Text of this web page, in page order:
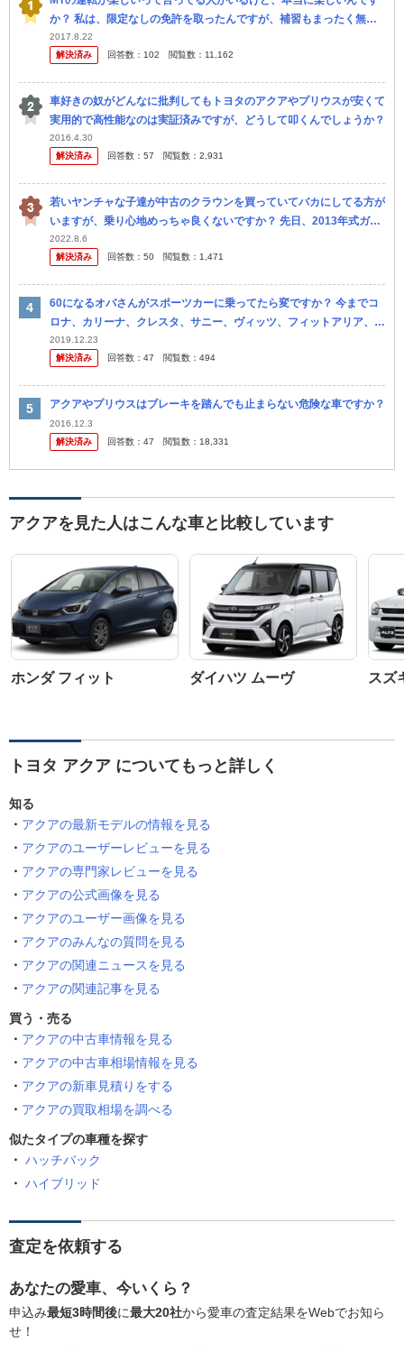
か？ 私は、限定なしの免許を取ったんですが、補習もまったく無く
ストレートで運転免許が取れました！ お茶っ葉の収穫のバイト で半
年ばか...
2017.8.22
解決済み
回答数： 102 閲覧数： 11,162
車好きの奴がどんなに批判してもトヨタのアクアやプリウスが安くて
実用的で高性能なのは実証済みですが、どうして叩くんでしょうか？
2016.4.30
解決済み
回答数： 57 閲覧数： 2,931
若いヤンチャな子達が中古のクラウンを買っていてバカにしてる方が
いますが、乗り心地めっちゃ良くないですか？ 先日、2013年式ガソ
リンのクラウンアスリートを運転させて貰ったのですが、9年前の車
なの...
2022.8.6
解決済み
回答数： 50 閲覧数： 1,471
60になるオバさんがスポーツカーに乗ってたら変ですか？ 今までコ
ロナ、カリーナ、クレスタ、サニー、ヴィッツ、フィットアリア、シ
エンタと乗ってきました。 しかしここ最近無性にスポーツカーが乗
りた...
2019.12.23
解決済み
回答数： 47 閲覧数： 494
アクアやプリウスはブレーキを踏んでも止まらない危険な車ですか？
2016.12.3
解決済み
回答数： 47 閲覧数： 18,331
アクアを見た人はこんな車と比較しています
ホンダ フィット ダイハツ ムーヴ スズ
トヨタ アクア についてもっと詳しく
知る
アクアの最新モデルの情報を見る
アクアのユーザーレビューを見る
アクアの専門家レビューを見る
アクアの公式画像を見る
アクアのユーザー画像を見る
アクアのみんなの質問を見る
アクアの関連ニュースを見る
アクアの関連記事を見る
買う・売る
アクアの中古車情報を見る
アクアの中古車相場情報を見る
アクアの新車見積りをする
アクアの買取相場を調べる
似たタイプの車種を探す
ハッチバック
ハイブリッド
査定を依頼する
あなたの愛車、今いくら？
申込み最短3時間後に最大20社から愛車の査定結果をWebでお知ら
せ！